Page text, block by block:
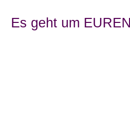
Es geht um